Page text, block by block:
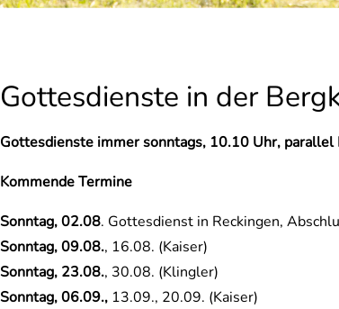
Gottesdienste in der
Gottesdienste immer sonntags, 10.10 Uhr,
Kommende Termine
Sonntag, 02.08. Gottesdienst in Reckingen,
Sonntag, 09.08., 16.08. (Kaiser)
Sonntag, 23.08., 30.08. (Klingler)
Sonntag, 06.09., 13.09., 20.09. (Kaiser)